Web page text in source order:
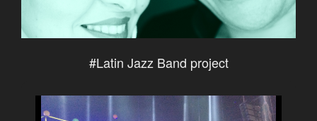
#Latin Jazz Band project